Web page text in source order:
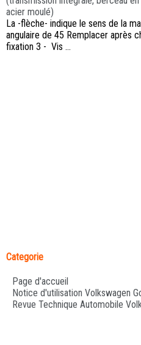
acier moulé)
La -flèche- indique le sens de la
angulaire de 45 Remplacer après
fixation 3 - Vis ...
Categorie
Page d'accueil
Notice d'utilisation Volkswagen
Revue Technique Automobile